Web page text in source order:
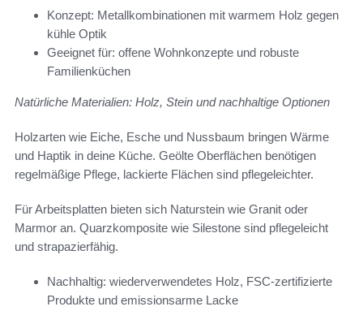
Konzept: Metallkombinationen mit warmem Holz gegen
kühle Optik
Geeignet für: offene Wohnkonzepte und robuste
Familienküchen
Natürliche Materialien: Holz, Stein und nachhaltige Optionen
Holzarten wie Eiche, Esche und Nussbaum bringen Wärme
und Haptik in deine Küche. Geölte Oberflächen benötigen
regelmäßige Pflege, lackierte Flächen sind pflegeleichter.
Für Arbeitsplatten bieten sich Naturstein wie Granit oder
Marmor an. Quarzkomposite wie Silestone sind pflegeleicht
und strapazierfähig.
Nachhaltig: wiederverwendetes Holz, FSC-zertifizierte
Produkte und emissionsarme Lacke